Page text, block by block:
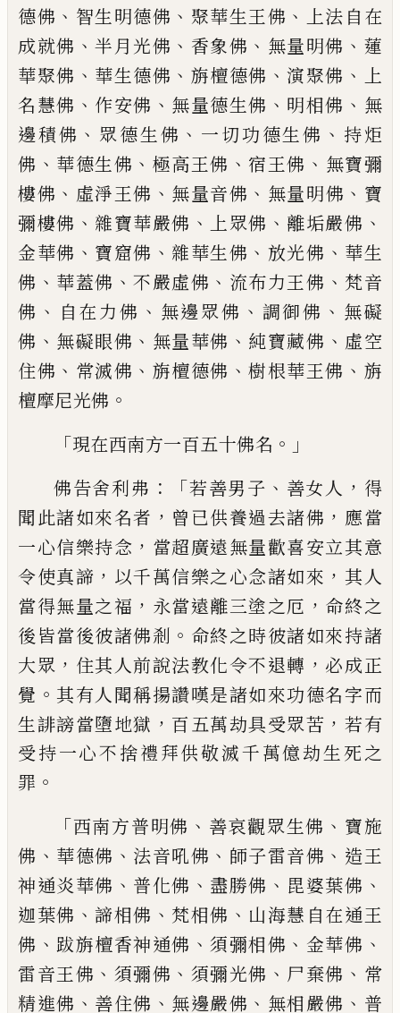
德佛 、 智生明德佛 、 聚華生王佛 、
上法自在
成就佛 、半月光佛 、 香象佛 、 無量明佛 、 蓮
華聚佛 、 華生德佛 、 旃檀德佛 、演聚佛 、
上
名慧佛 、 作安佛 、 無量德生佛 、 明相佛 、 無
邊積佛 、 眾德生佛 、 一切功德生佛 、 持炬
佛 、 華德生佛 、 極高王佛 、 宿王佛 、 無寶彌
樓佛 、 虛淨王佛 、 無量音佛 、 無量明佛 、 寶
彌樓佛 、 雜寶華嚴佛 、 上眾佛 、 離垢嚴佛 、
金華佛 、 寶窟佛 、 雜華生佛 、 放光佛 、 華生
佛 、 華蓋佛 、不嚴虛佛 、 流布力王佛 、 梵音
佛 、 自在力佛 、 無邊眾佛 、 調御佛 、 無礙
佛 、 無礙眼佛 、 無量華佛 、 純寶藏佛 、 虛空
住佛 、 常滅佛 、 旃檀德佛 、樹根華王佛 、 旃
檀摩尼光佛 。
「現在西南方一百五十佛名 。」
佛告舍利弗 ：「若善男子 、 善女人 ， 得
聞此諸如來名者 ， 曾已供養過去諸佛 ， 應當
一心信樂持念 ， 當超廣遠無量歡喜安立其意
令使真諦 ， 以千萬信樂之心念諸如來 ， 其人
當得無量之福 ， 永當遠離三塗之厄 ， 命終之
後皆當後彼諸佛剎 。 命終之時彼諸如來持諸
大眾 ， 住其人前說法教化令不退轉 ， 必成正
覺 。其有人聞稱揚讚嘆是諸如來功德名字而
生誹謗當墮地獄 ， 百五萬劫具受眾苦 ， 若有
受持一心不捨禮拜供敬滅千萬億劫生死之
罪 。
「西南方普明佛 、 善哀觀眾生佛 、 寶施
佛 、 華德佛 、 法音吼佛 、 師子雷音佛 、 造王
神通炎華佛 、 普化佛 、 盡勝佛 、 毘婆葉佛 、
迦葉佛 、諦相佛 、 梵相佛 、 山海慧自在通王
佛 、跋旃檀香神通佛 、 須彌相佛 、 金華佛 、
雷音王佛 、 須彌佛 、 須彌光佛 、 尸棄佛 、 常
精進佛 、 善住佛 、 無邊嚴佛 、 無相嚴佛 、 普